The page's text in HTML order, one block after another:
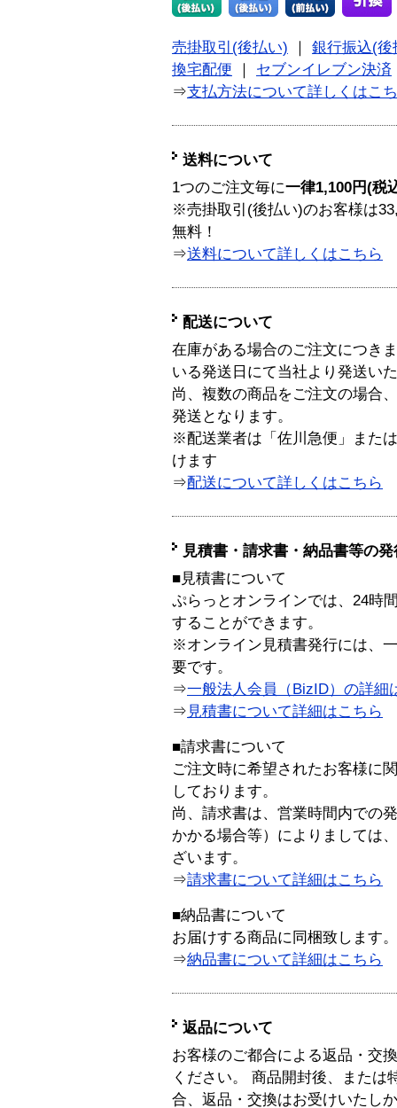
売掛取引(後払い)
銀行振込(後
換宅配便
セブンイレブン決済
⇒支払方法について詳しくはこ
送料について
1つのご注文毎に一律1,100円(税
※売掛取引(後払い)のお客様は
無料！
⇒送料について詳しくはこちら
配送について
在庫がある場合のご注文につき
いる発送日にて当社より発送い
尚、複数の商品をご注文の場合
発送となります。
※配送業者は「佐川急便」また
けます
⇒配送について詳しくはこちら
見積書・請求書・納品書等の
■見積書について
ぷらっとオンラインでは、24時
することができます。
※オンライン見積書発行には、
要です。
⇒一般法人会員（BizID）の詳細
⇒ 見積書について詳細はこちら
■請求書について
ご注文時に希望されたお客様に
しております。
尚、請求書は、営業時間内での
かかる場合等）によりましては
ざいます。
⇒請求書について詳細はこちら
■納品書について
お届けする商品に同梱致します。
⇒納品書について詳細はこちら
返品について
お客様のご都合による返品・交
ください。 商品開封後、または
合、返品・交換はお受けいたし